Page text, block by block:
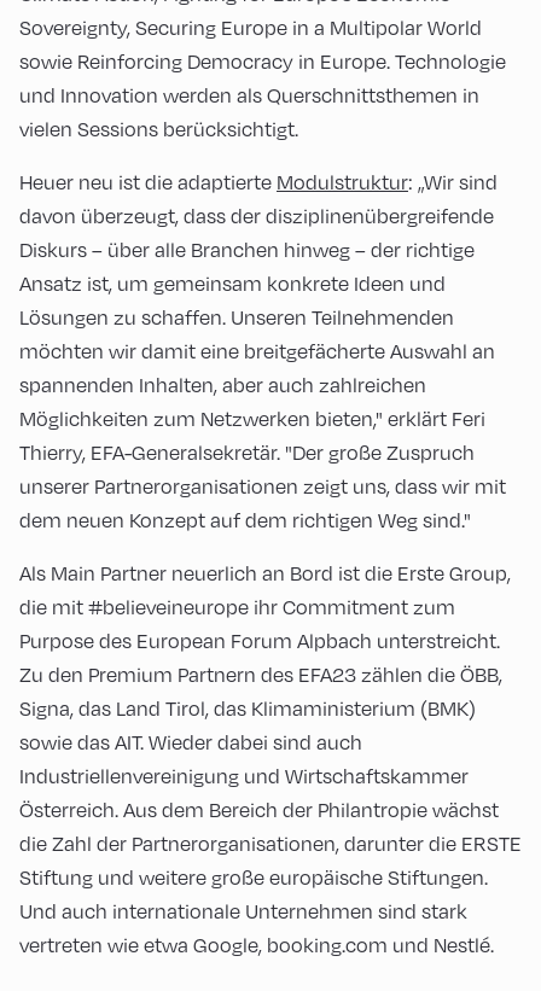
Sovereignty, Securing Europe in a Multipolar World
sowie Reinforcing Democracy in Europe. Technologie
und Innovation werden als Querschnittsthemen in
vielen Sessions berücksichtigt.
Heuer neu ist die adaptierte Modulstruktur: „Wir sind
davon überzeugt, dass der disziplinenübergreifende
Diskurs – über alle Branchen hinweg – der richtige
Ansatz ist, um gemeinsam konkrete Ideen und
Lösungen zu schaffen. Unseren Teilnehmenden
möchten wir damit eine breitgefächerte Auswahl an
spannenden Inhalten, aber auch zahlreichen
Möglichkeiten zum Netzwerken bieten," erklärt Feri
Thierry, EFA-Generalsekretär. "Der große Zuspruch
unserer Partnerorganisationen zeigt uns, dass wir mit
dem neuen Konzept auf dem richtigen Weg sind."
Als Main Partner neuerlich an Bord ist die Erste Group,
die mit #believeineurope ihr Commitment zum
Purpose des European Forum Alpbach unterstreicht.
Zu den Premium Partnern des EFA23 zählen die ÖBB,
Signa, das Land Tirol, das Klimaministerium (BMK)
sowie das AIT. Wieder dabei sind auch
Industriellenvereinigung und Wirtschaftskammer
Österreich. Aus dem Bereich der Philantropie wächst
die Zahl der Partnerorganisationen, darunter die ERSTE
Stiftung und weitere große europäische Stiftungen.
Und auch internationale Unternehmen sind stark
vertreten wie etwa Google, booking.com und Nestlé.